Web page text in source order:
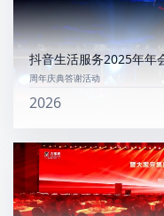
抖音生活服务2025年年
周年庆典答谢活动
2026